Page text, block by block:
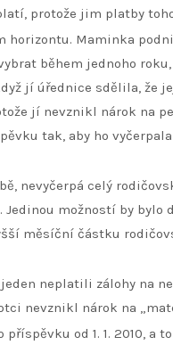
protože jim platby
Maminka
během jednoho
jí úřednice sdělila, že
jí nevznikl nárok na
tak, aby ho
nevyčerpá celý
možností by bylo
měsíční částku
neplatili zálohy na
nevznikl nárok na
od 1. 1. 2010, a